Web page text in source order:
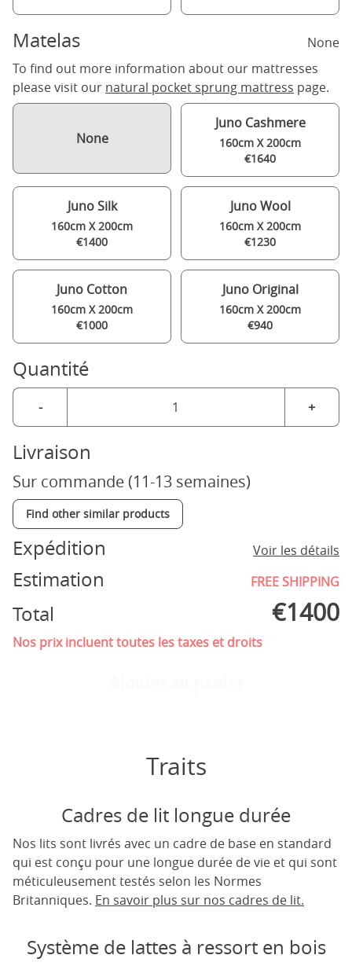
Matelas
None
To find out more information about our mattresses
please visit our natural pocket sprung mattress page.
None
Juno Cashmere
160cm X 200cm
€1640
Juno Silk
160cm X 200cm
€1400
Juno Wool
160cm X 200cm
€1230
Juno Cotton
160cm X 200cm
€1000
Juno Original
160cm X 200cm
€940
Quantité
- +
Livraison
Sur commande (11-13 semaines)
Find other similar products
Expédition Voir les détails
Estimation FREE SHIPPING
Total €1400
Nos prix incluent toutes les taxes et droits
Traits
Cadres de lit longue durée
Nos lits sont livrés avec un cadre de base en standard
qui est conçu pour une longue durée de vie et qui sont
méticuleusement testés selon les Normes
Britanniques. En savoir plus sur nos cadres de lit.
Système de lattes à ressort en bois